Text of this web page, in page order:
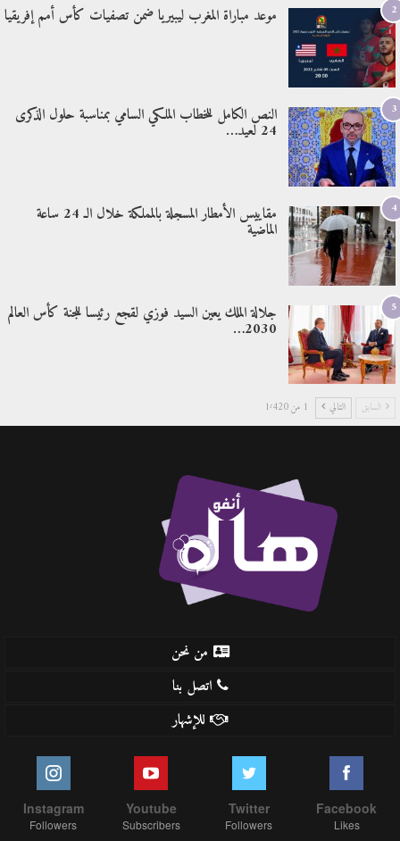
2 موعد مباراة المغرب ليبيريا ضمن تصفيات كأس أمم إفريقيا
3 النص الكامل للخطاب الملكي السامي بمناسبة حلول الذكرى
24 لعيد…
4 مقاييس الأمطار المسجلة بالمملكة خلال الـ 24 ساعة
الماضية
5 جلالة الملك يعين السيد فوزي لقجع رئيسا للجنة كأس العالم
2030…
السابق التالي 1 من 1٬420
من نحن
اتصل بنا
للإشهار
Facebook
Likes
Twitter
Followers
Youtube
Subscribers
Instagram
Followers